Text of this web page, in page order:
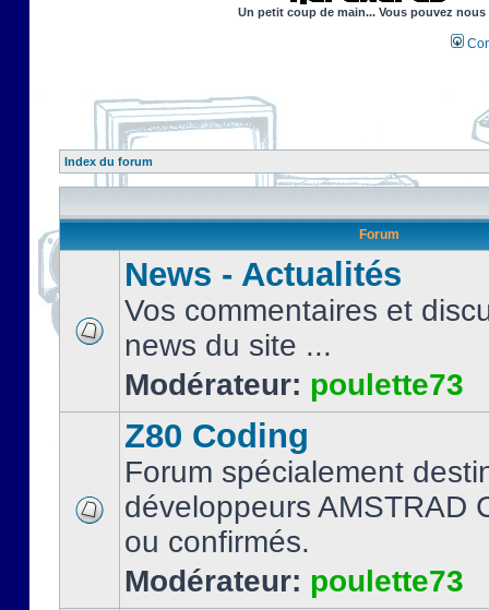
Un petit coup de main... Vous pouvez
Index du forum
Forum
News - Actualités
Vos commentaires et
news du site ...
Modérateur: poulette73
Z80 Coding
Forum spécialement
développeurs AMSTRAD
ou confirmés.
Modérateur: poulette73